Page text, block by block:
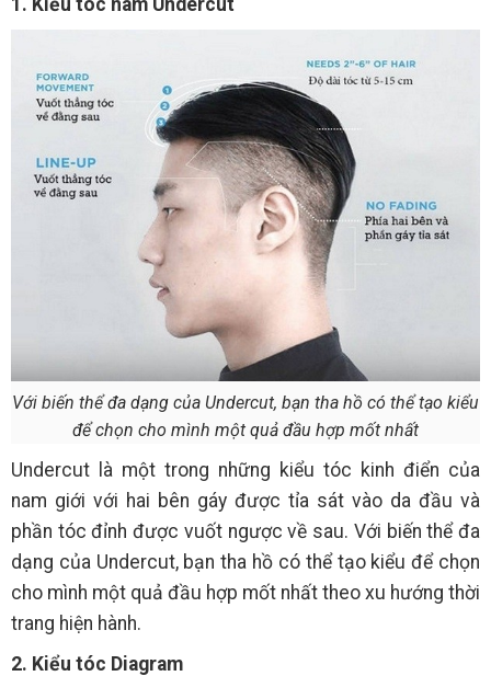
1. Kiểu tóc nam Undercut
Với biến thể đa dạng của Undercut, bạn tha hồ có thể tạo kiểu
để chọn cho mình một quả đầu hợp mốt nhất
Undercut là một trong những kiểu tóc kinh điển của
nam giới với hai bên gáy được tỉa sát vào da đầu và
phần tóc đỉnh được vuốt ngược về sau. Với biến thể đa
dạng của Undercut, bạn tha hồ có thể tạo kiểu để chọn
cho mình một quả đầu hợp mốt nhất theo xu hướng thời
trang hiện hành.
2. Kiểu tóc Diagram